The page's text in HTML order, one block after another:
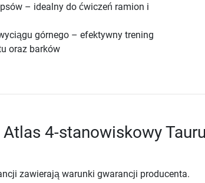
– idealny do ćwiczeń ramion i
górnego – efektywny trening
oraz barków
4-stanowiskowy
zawierają warunki gwarancji producenta.